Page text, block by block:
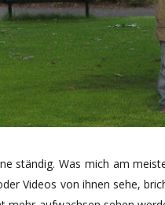
ständig. Was mich am
Videos von ihnen sehe,